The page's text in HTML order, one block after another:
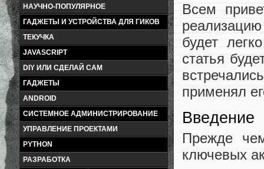
НАУЧНО-ПОПУЛЯРНОЕ
ГАДЖЕТЫ И УСТРОЙСТВА ДЛЯ ГИКОВ
ТЕКУЧКА
JAVASCRIPT
DIY ИЛИ СДЕЛАЙ САМ
ГАДЖЕТЫ
ANDROID
СИСТЕМНОЕ АДМИНИСТРИРОВАНИЕ
УПРАВЛЕНИЕ ПРОЕКТАМИ
PYTHON
РАЗРАБОТКА
Всем
будет
статья
применял
Введение
Прежде
ключевых